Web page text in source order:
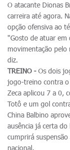
O atacante Dionas
carreira até agora.
opção ofensiva ao
"Gosto de atuar em
movimentação
diz.
TREINO - Os dois
jogo-treino contra o
Zeca aplicou 7 a 0,
Totô e um gol
China Balbino
ausência já certa
cumprirá
nacional.